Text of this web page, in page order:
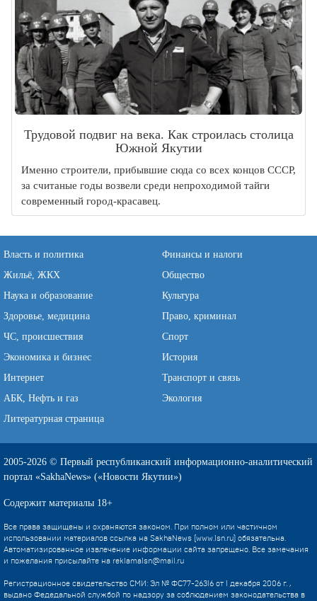
Трудовой подвиг на века. Как строилась столица
Южной Якутии
Именно строители, прибывшие сюда со всех концов СССР,
за считаные годы возвели среди непроходимой тайги
современный город-красавец.
Власть и политика
Финансы и налоги
Жильё, ЖКХ
Общество
Наука и образование
Культура
Здоровье, медицина
Право, криминал
ЧС, происшествия
Спорт
Экономика и бизнес
История
Интернет
Транспорт и связь
АБК, Нефть и газ
Экология
Литературная страница
2005-2026 © Первый республиканский информационно-аналитический
портал «SakhaNews» («Новости Якутии»)
Содержит материалы 18+
Все права защищены и охраняются законом. При полном или частичном
использовании материалов ссылка на SakhaNews (www.1sn.ru) обязательна.
Автоматизированное извлечение информации сайта запрещено. Все замечания
и пожелания присылайте на reklama1sn@mail.ru
Регистрационное свидетельство СМИ: Эл № ФС77-26316 от 1 декабря 2006 г. ,
выдано Федедальной службой по надзору за соблюдением законодательства в